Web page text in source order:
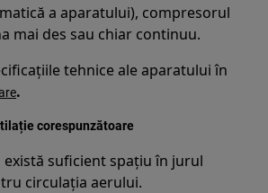
a aparatului), compresorul
mai des sau chiar continuu.
tehnice ale aparatului în
.
corespunzătoare
există suficient spațiu în jurul
circulația aerului.